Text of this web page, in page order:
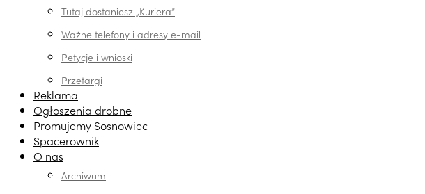
Tutaj dostaniesz „Kuriera”
Ważne telefony i adresy e-mail
Petycje i wnioski
Przetargi
Reklama
Ogłoszenia drobne
Promujemy Sosnowiec
Spacerownik
O nas
Archiwum